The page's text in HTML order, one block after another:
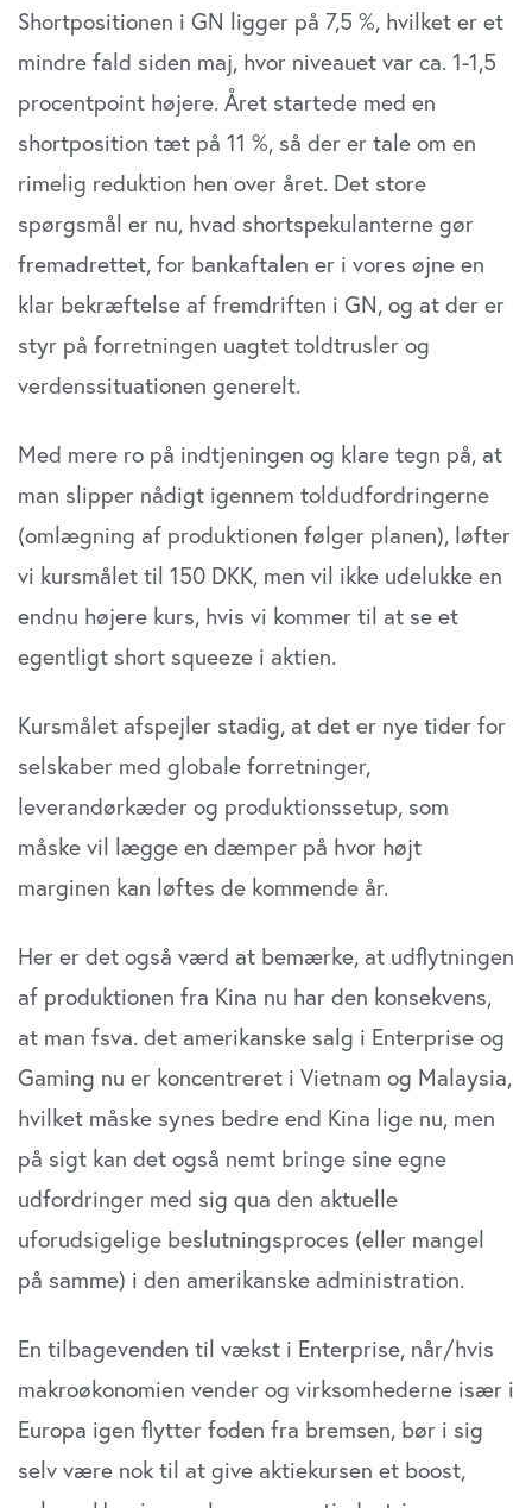
Shortpositionen i GN ligger på 7,5 %, hvilket er et
mindre fald siden maj, hvor niveauet var ca. 1-1,5
procentpoint højere. Året startede med en
shortposition tæt på 11 %, så der er tale om en
rimelig reduktion hen over året. Det store
spørgsmål er nu, hvad shortspekulanterne gør
fremadrettet, for bankaftalen er i vores øjne en
klar bekræftelse af fremdriften i GN, og at der er
styr på forretningen uagtet toldtrusler og
verdenssituationen generelt.
Med mere ro på indtjeningen og klare tegn på, at
man slipper nådigt igennem toldudfordringerne
(omlægning af produktionen følger planen), løfter
vi kursmålet til 150 DKK, men vil ikke udelukke en
endnu højere kurs, hvis vi kommer til at se et
egentligt short squeeze i aktien.
Kursmålet afspejler stadig, at det er nye tider for
selskaber med globale forretninger,
leverandørkæder og produktionssetup, som
måske vil lægge en dæmper på hvor højt
marginen kan løftes de kommende år.
Her er det også værd at bemærke, at udflytningen
af produktionen fra Kina nu har den konsekvens,
at man fsva. det amerikanske salg i Enterprise og
Gaming nu er koncentreret i Vietnam og Malaysia,
hvilket måske synes bedre end Kina lige nu, men
på sigt kan det også nemt bringe sine egne
udfordringer med sig qua den aktuelle
uforudsigelige beslutningsproces (eller mangel
på samme) i den amerikanske administration.
En tilbagevenden til vækst i Enterprise, når/hvis
makroøkonomien vender og virksomhederne især i
Europa igen flytter foden fra bremsen, bør i sig
selv være nok til at give aktiekursen et boost,